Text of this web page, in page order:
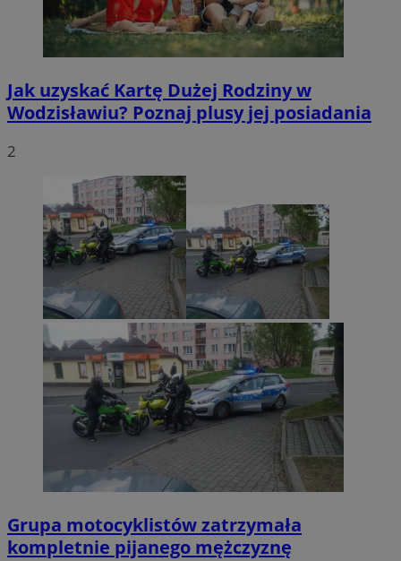
Jak uzyskać Kartę Dużej Rodziny w
Wodzisławiu? Poznaj plusy jej posiadania
2
Grupa motocyklistów zatrzymała
kompletnie pijanego mężczyznę